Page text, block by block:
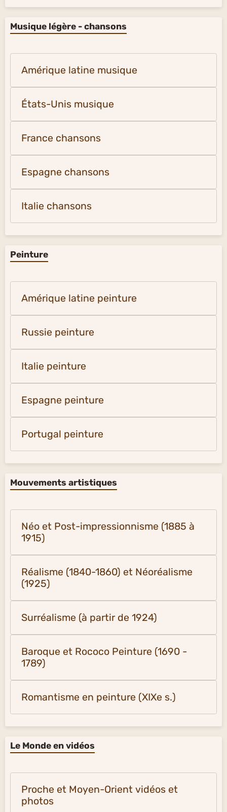
Musique légère - chansons
Amérique latine musique
États-Unis musique
France chansons
Espagne chansons
Italie chansons
Peinture
Amérique latine peinture
Russie peinture
Italie peinture
Espagne peinture
Portugal peinture
Mouvements artistiques
Néo et Post-impressionnisme (1885 à
1915)
Réalisme (1840-1860) et Néoréalisme
(1925)
Surréalisme (à partir de 1924)
Baroque et Rococo Peinture (1690 -
1789)
Romantisme en peinture (XIXe s.)
Le Monde en vidéos
Proche et Moyen-Orient vidéos et
photos